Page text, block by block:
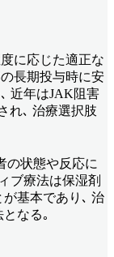
に応じた適正な
長期投与時に安
近年はJAK阻害
れ､ 治療選択肢
の状態や反応に
ブ療法は保湿剤
基本であり､ 治
なる｡